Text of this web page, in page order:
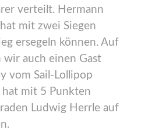
verteilt. Hermann
mit zwei Siegen
ersegeln können. Auf
wir auch einen Gast
vom Sail-Lollipop
hat mit 5 Punkten
Ludwig Herrle auf